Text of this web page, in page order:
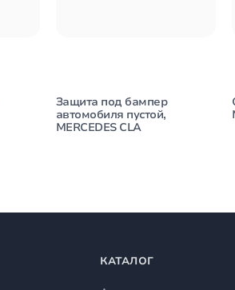
Защита под бампер
автомобиля пустой,
MERCEDES CLA
КАТАЛОГ